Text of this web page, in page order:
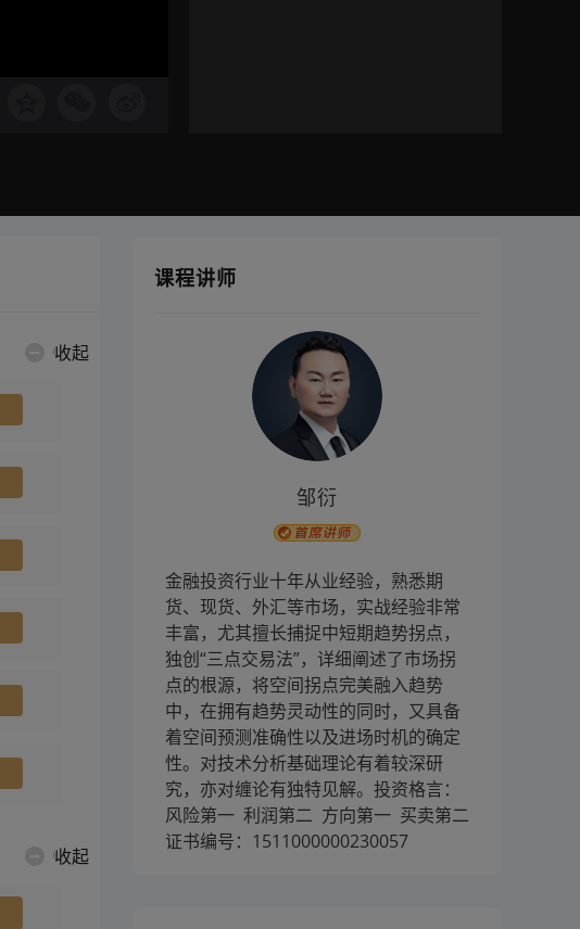
收起
收起
课程讲师
邹衍
金融投资行业十年从业经验，熟悉期
货、现货、外汇等市场，实战经验非常
丰富，尤其擅长捕捉中短期趋势拐点，
独创“三点交易法”，详细阐述了市场拐
点的根源，将空间拐点完美融入趋势
中，在拥有趋势灵动性的同时，又具备
着空间预测准确性以及进场时机的确定
性。对技术分析基础理论有着较深研
究，亦对缠论有独特见解。投资格言：
风险第一 利润第二 方向第一 买卖第二
证书编号：1511000000230057